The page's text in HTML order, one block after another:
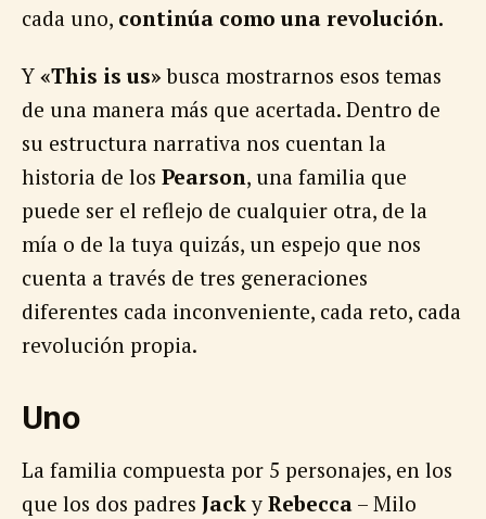
cada uno, continúa como una revolución.
Y «This is us»busca mostrarnos esos temas
de una manera más que acertada. Dentro de
su estructura narrativa nos cuentan la
historia de los Pearson, una familia que
puede ser el reflejo de cualquier otra, de la
mía o de la tuya quizás, un espejo que nos
cuenta a través de tres generaciones
diferentes cada inconveniente, cada reto, cada
revolución propia.
Uno
La familia compuesta por 5 personajes, en los
que los dos padres Jacky Rebecca – Milo